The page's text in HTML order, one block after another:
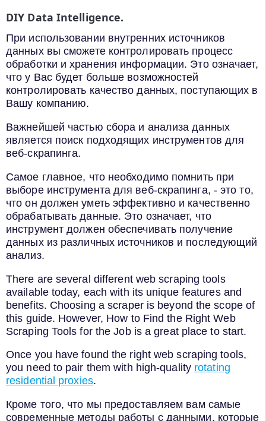
DIY Data Intelligence.
При использовании внутренних источников
данных вы сможете контролировать процесс
обработки и хранения информации. Это означает,
что у Вас будет больше возможностей
контролировать качество данных, поступающих в
Вашу компанию.
Важнейшей частью сбора и анализа данных
является поиск подходящих инструментов для
веб-скрапинга.
Самое главное, что необходимо помнить при
выборе инструмента для веб-скрапинга, - это то,
что он должен уметь эффективно и качественно
обрабатывать данные. Это означает, что
инструмент должен обеспечивать получение
данных из различных источников и последующий
анализ.
There are several different web scraping tools
available today, each with its unique features and
benefits. Choosing a scraper is beyond the scope of
this guide. However, How to Find the Right Web
Scraping Tools for the Job is a great place to start.
Once you have found the right web scraping tools,
you need to pair them with high-quality rotating
residential proxies.
Кроме того, что мы предоставляем вам самые
современные методы работы с данными, которые